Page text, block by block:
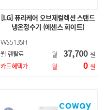
[LG] 퓨리케어 오브제컬렉션 스탠드
냉온정수기 (에센스 화이트)
WS513SH
월 렌탈료 월 37,700 원
카드혜택가
월 0 원